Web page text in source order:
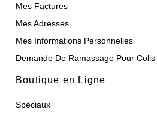
Mes Factures
Mes Adresses
Mes Informations Personnelles
Demande De Ramassage Pour
Boutique en Ligne
Spéciaux